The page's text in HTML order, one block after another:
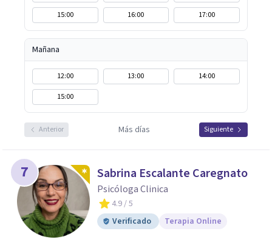
15:00
16:00 17:00
Mañana
12:00 13:00
14:00
15:00
Anterior Más días Siguiente
7 Sabrina Escalante Caregnato
Psicóloga Clinica
4.9/ 5
Verificado
Terapia Online